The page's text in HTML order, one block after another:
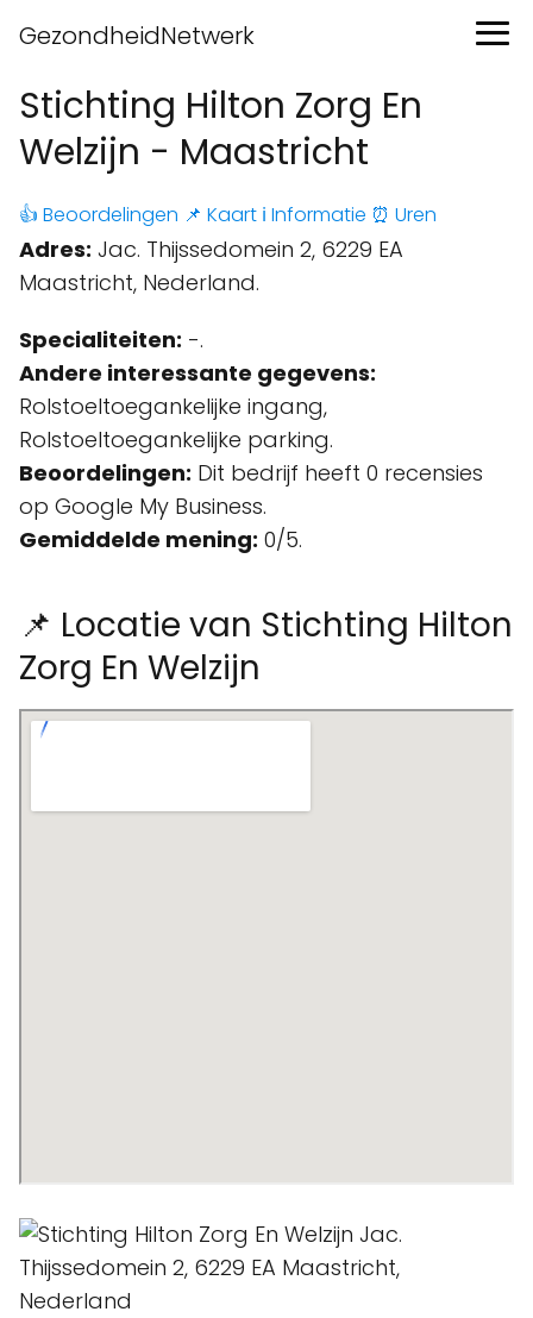
GezondheidNetwerk
Stichting Hilton Zorg En
Welzijn - Maastricht
👍 Beoordelingen 📌 Kaart ℹ️ Informatie ⏰ Uren
Adres: Jac. Thijssedomein 2, 6229 EA
Maastricht, Nederland.
Specialiteiten: -.
Andere interessante gegevens:
Rolstoeltoegankelijke ingang,
Rolstoeltoegankelijke parking.
Beoordelingen: Dit bedrijf heeft 0 recensies
op Google My Business.
Gemiddelde mening: 0/5.
📌 Locatie van Stichting Hilton
Zorg En Welzijn